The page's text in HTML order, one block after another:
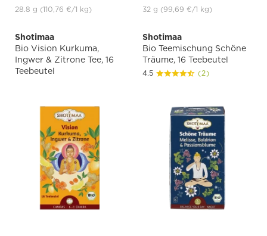
28.8 g (110,76 €/1 kg) 32 g (99,69 €/1 kg)
Shotimaa
Bio Vision Kurkuma,
Ingwer & Zitrone Tee, 16
Teebeutel
Shotimaa
Bio Teemischung Schöne
Träume, 16 Teebeutel
4.5 (2)